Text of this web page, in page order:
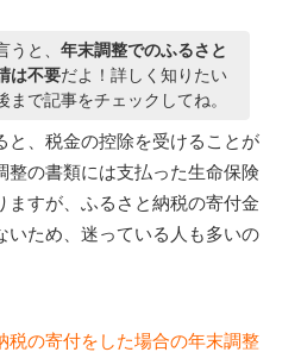
うと、 年末調整でのふるさと
は不要だよ！詳しく知りたい
まで記事をチェックしてね。
と、税金の控除を受けることが
整の書類には支払った生命保険
ますが、ふるさと納税の寄付金
いため、迷っている人も多いの
税の寄付をした場合の年末調整